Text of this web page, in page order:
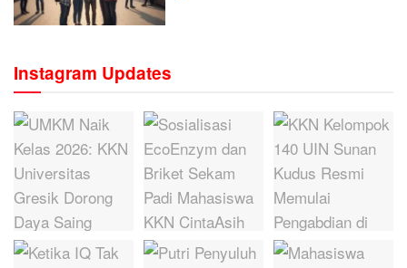
Instagram Updates